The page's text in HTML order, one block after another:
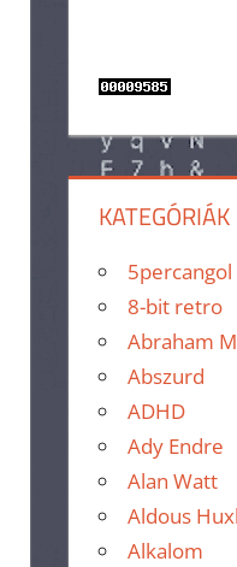
KATEGÓRIÁK
5percangol
8-bit retro
Abraham
Abszurd
ADHD
Ady Endre
Alan Watt
Aldous
Alkalom